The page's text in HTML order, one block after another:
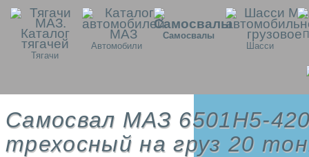
Тягачи
Автомобили
Самосвалы
Шасси
Самосвал МАЗ 6501H5-
трехосный на груз 20